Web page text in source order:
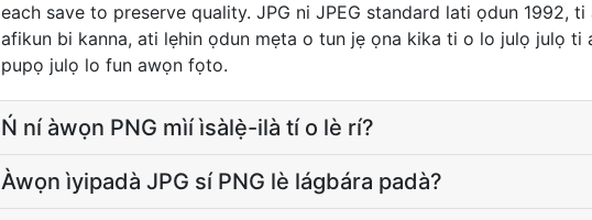
each save to preserve quality. JPG ni JPEG standard lati ọdun 1992,
afikun bi kanna, ati lẹhin ọdun mẹta o tun jẹ ọna kika ti o lo julọ julọ ti
pupọ julọ lo fun awọn fọto.
Ń ní àwọn PNG mìí ìsàlẹ̀-ilà tí o lè rí?
Àwọn ìyipadà JPG sí PNG lè lágbára padà?